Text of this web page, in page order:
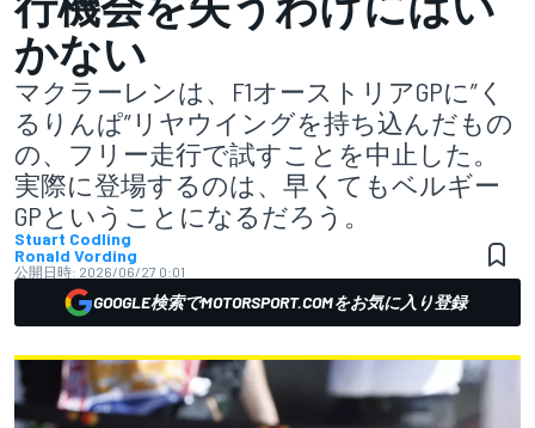
かない
マクラーレンは、F1オーストリアGPに”く
るりんぱ”リヤウイングを持ち込んだもの
の、フリー走行で試すことを中止した。
実際に登場するのは、早くてもベルギー
GPということになるだろう。
Stuart Codling
Ronald Vording
公開日時: 2026/06/27 0:01
GOOGLE検索でMOTORSPORT.COMをお気に入り登録